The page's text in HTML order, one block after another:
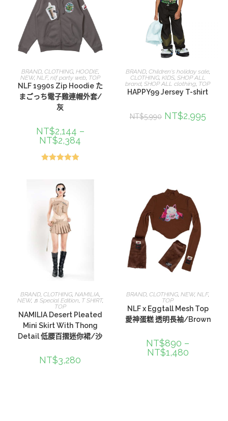
選擇規格
BRAND, CLOTHING, HOODIE,
NEW, NLF, nlf party web, TOP
NLF 1990s Zip Hoodie た
まごっち電子雞連帽外套/
灰
NT$2,144 –
NT$2,384
選擇規格
BRAND, Children's holiday sale,
CLOTHING, KIDS, SHOP ALL
brand ,SHOP ALL clothing TOP
HAPPY99 Jersey T-shirt
NT$5,990 NT$2,995
選擇規格
BRAND, CLOTHING, NAMILIA,
NEW, ♬Special Edition, T SHIRT,
TOP
NAMILIA Desert Pleated
Mini Skirt With Thong
Detail 低腰百摺迷你裙/沙
NT$3,280
選擇規格
BRAND,CLOTHING,NEW,NLF,
TOP
NLF x Eggtall Mesh Top
愛神蛋糕 透明長袖/Brown
NT$890 –
NT$1,480